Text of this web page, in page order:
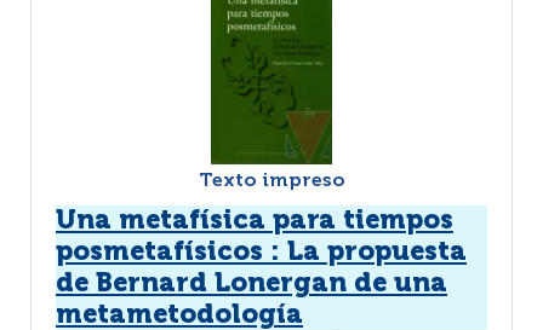
Texto impreso
Una metafísica para tiempos
posmetafísicos : La propuesta
de Bernard Lonergan de una
metametodología